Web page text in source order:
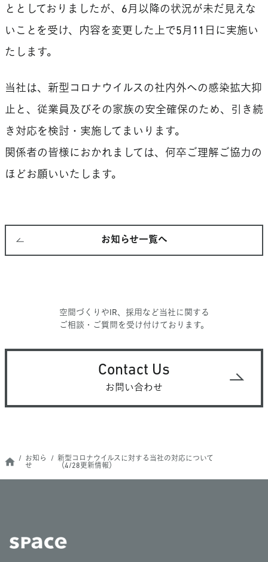
ととしておりましたが、6月以降の状況が未だ見えな
いことを受け、内容を変更した上で5月11日に実施い
たします。
当社は、新型コロナウイルスの社内外への感染拡大抑
止と、従業員及びその家族の安全確保のため、引き続
き対応を検討・実施してまいります。
関係者の皆様におかれましては、何卒ご理解ご協力の
ほどお願いいたします。
お知らせ一覧へ
空間づくりやIR、採用など当社に関する
ご相談・ご質問を受け付けております。
Contact Us
お問い合わせ
お知ら
せ
新型コロナウイルスに対する当社の対応について
（4/28更新情報）